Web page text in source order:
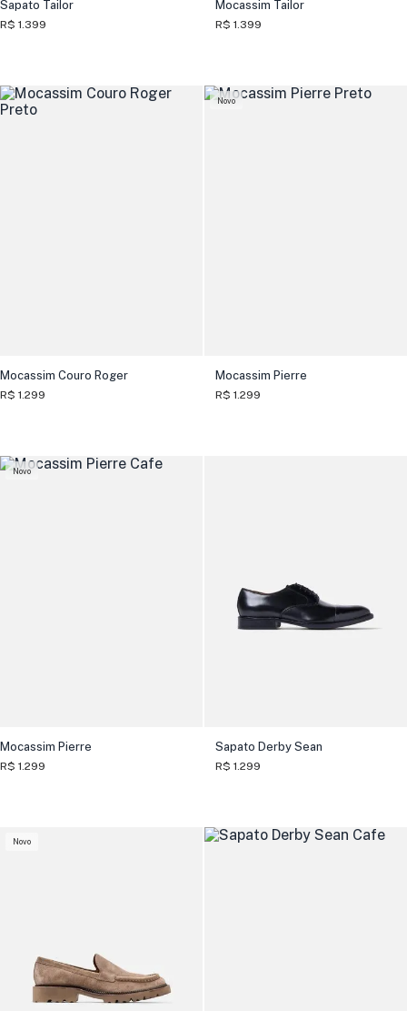
Sapato Tailor
R$ 1.399
Mocassim Tailor
R$ 1.399
Mocassim Couro Roger
R$ 1.299
Novo
Mocassim Pierre
R$ 1.299
Novo
Mocassim Pierre
R$ 1.299
Sapato Derby Sean
R$ 1.299
Novo